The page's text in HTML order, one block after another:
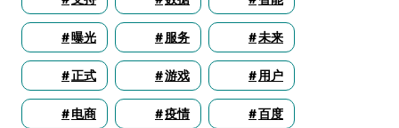
曝光 服务 未来
正式 游戏 用户
电商 疫情 百度